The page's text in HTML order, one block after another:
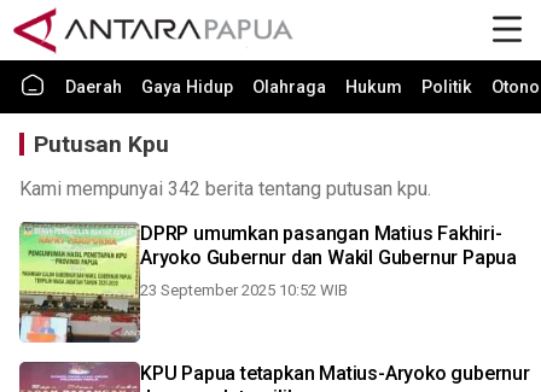
Daerah Gaya Hidup Olahraga Hukum Politik
Putusan Kpu
Kami mempunyai 342 berita tentang putusan kpu.
DPRP umumkan pasangan Matius Fakhiri-
Aryoko Gubernur dan Wakil Gubernur Papua
23 September 2025 10:52 WIB
KPU Papua tetapkan Matius-Aryoko gubernur